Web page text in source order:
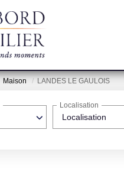
Maison LANDES LE GAULOIS
Localisation
Localisation